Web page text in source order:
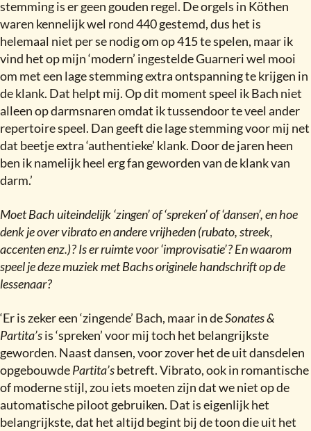
stemming is er geen gouden regel. De orgels in Köthen
waren kennelijk wel rond 440 gestemd, dus het is
helemaal niet per se nodig om op 415 te spelen, maar ik
vind het op mijn ‘modern’ ingestelde Guarneri wel mooi
om met een lage stemming extra ontspanning te krijgen in
de klank. Dat helpt mij. Op dit moment speel ik Bach niet
alleen op darmsnaren omdat ik tussendoor te veel ander
repertoire speel. Dan geeft die lage stemming voor mij net
dat beetje extra ‘authentieke’ klank. Door de jaren heen
ben ik namelijk heel erg fan geworden van de klank van
darm.’
Moet Bach uiteindelijk ‘zingen’ of ‘spreken’ of ‘dansen’, en hoe
denk je over vibrato en andere vrijheden (rubato, streek,
accenten enz.)?Is er ruimte voor ‘improvisatie’?En waarom
speel je deze muziek met Bachs originele handschrift op de
lessenaar?
‘Er is zeker een ‘zingende’ Bach, maar in deSonates &
Partita’sis ‘spreken’ voor mij toch het belangrijkste
geworden. Naast dansen, voor zover het de uit dansdelen
opgebouwdePartita’sbetreft. Vibrato, ook in romantische
of moderne stijl, zou iets moeten zijn dat we niet op de
automatische piloot gebruiken. Dat is eigenlijk het
belangrijkste, dat het altijd begint bij de toon die uit het